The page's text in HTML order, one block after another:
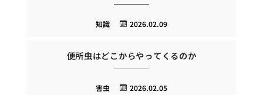
2026.02.09
知識
便所虫はどこからやってくるのか
2026.02.05
害虫